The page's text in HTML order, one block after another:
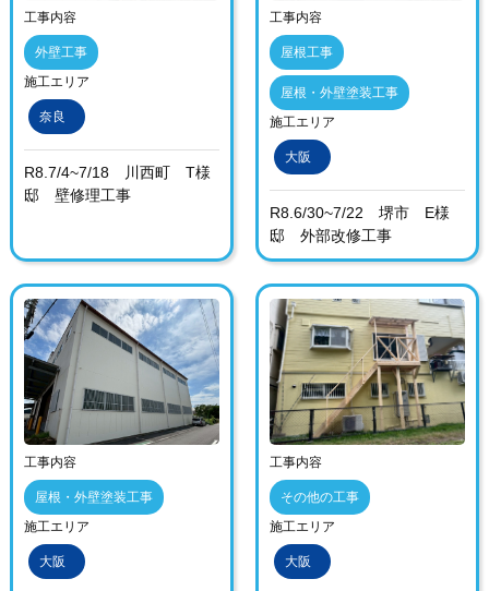
工事内容
外壁工事
施工エリア
奈良
R8.7/4~7/18 川西町 T様
邸 壁修理工事
工事内容
屋根工事
屋根・外壁塗装工事
施工エリア
大阪
R8.6/30~7/22 堺市 E様
邸 外部改修工事
工事内容
屋根・外壁塗装工事
施工エリア
大阪
工事内容
その他の工事
施工エリア
大阪